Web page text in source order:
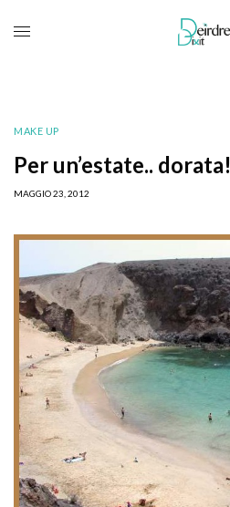
MAKE UP
Per un’estate.. dorata!
MAGGIO 23, 2012